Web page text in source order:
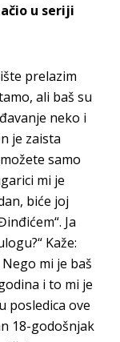
u seriji
prelazim
ali baš su
neko i
je zaista
samo
mi je
biće joj
Ja
Kaže:
mi je baš
i to mi je
posledica ove
18-godošnjak